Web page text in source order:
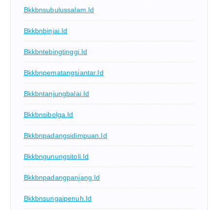
Bkkbnsubulussalam.id
Bkkbnbinjai.id
Bkkbntebingtinggi.id
Bkkbnpematangsiantar.id
Bkkbntanjungbalai.id
Bkkbnsibolga.id
Bkkbnpadangsidimpuan.id
Bkkbngunungsitoli.id
Bkkbnpadangpanjang.id
Bkkbnsungaipenuh.id